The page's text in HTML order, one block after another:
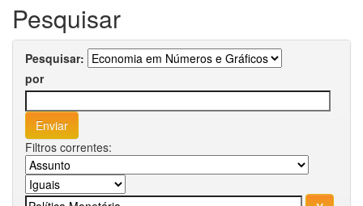
Pesquisar
Pesquisar:
por
Filtros correntes: